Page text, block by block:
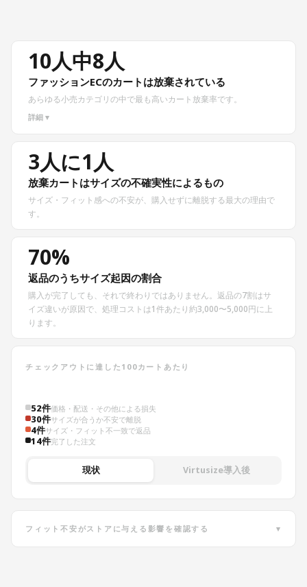
10人中8人
ファッションECのカートは放棄されている
あらゆる小売カテゴリの中で最も高いカート放棄率です。
詳細 ▾
3人に1人
放棄カートはサイズの不確実性によるもの
サイズ・フィット感への不安が、購入せずに離脱する最大の理由で
す。
70%
返品のうちサイズ起因の割合
購入が完了しても、それで終わりではありません。返品の7割はサ
イズ違いが原因で、処理コストは1件あたり約3,000〜5,000円に上
ります。
チェックアウトに達した100カートあたり
52件価格・配送・その他による損失
30件サイズが合うか不安で離脱
4件サイズ・フィット不一致で返品
14件完了した注文
現状 Virtusize導入後
フィット不安がストアに与える影響を確認する ▾